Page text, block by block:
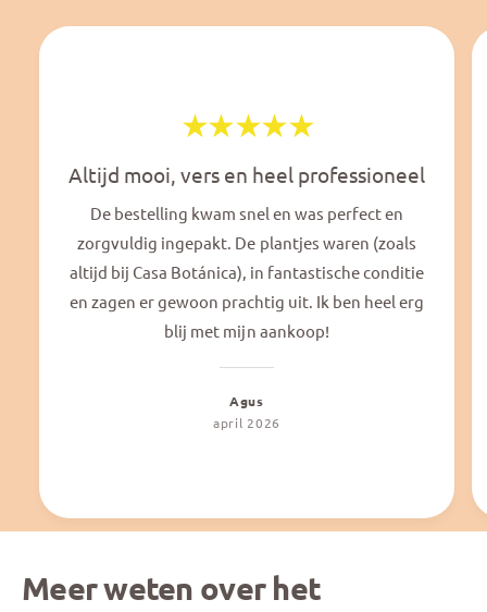
Altijd mooi, vers en heel professioneel
De bestelling kwam snel en was perfect en
zorgvuldig ingepakt. De plantjes waren (zoals
altijd bij Casa Botánica), in fantastische conditie
en zagen er gewoon prachtig uit. Ik ben heel erg
blij met mijn aankoop!
Agus
april 2026
Meer weten over het